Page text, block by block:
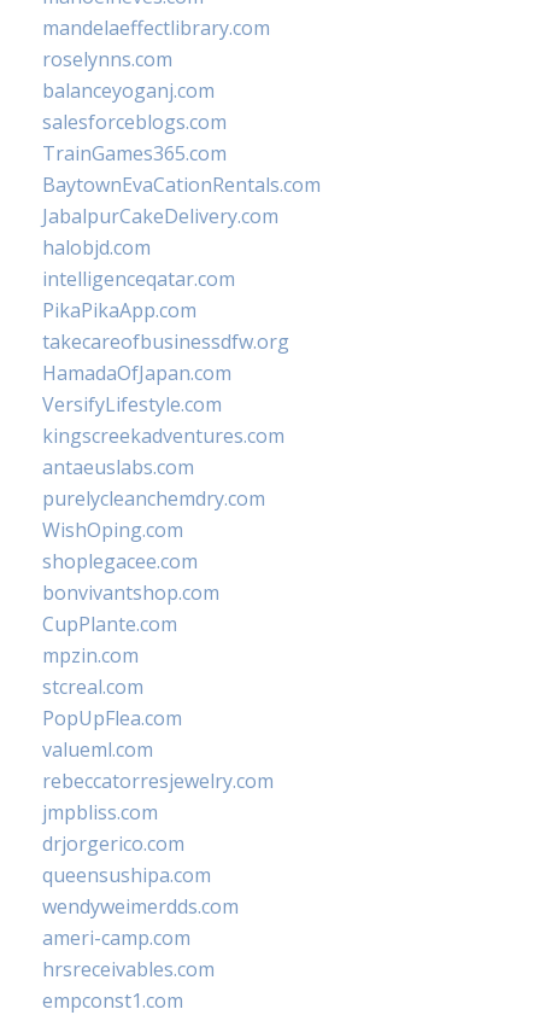
mandelaeffectlibrary.com
roselynns.com
balanceyoganj.com
salesforceblogs.com
TrainGames365.com
BaytownEvaCationRentals.com
JabalpurCakeDelivery.com
halobjd.com
intelligenceqatar.com
PikaPikaApp.com
takecareofbusinessdfw.org
HamadaOfJapan.com
VersifyLifestyle.com
kingscreekadventures.com
antaeuslabs.com
purelycleanchemdry.com
WishOping.com
shoplegacee.com
bonvivantshop.com
CupPlante.com
mpzin.com
stcreal.com
PopUpFlea.com
valueml.com
rebeccatorresjewelry.com
jmpbliss.com
drjorgerico.com
queensushipa.com
wendyweimerdds.com
ameri-camp.com
hrsreceivables.com
empconst1.com